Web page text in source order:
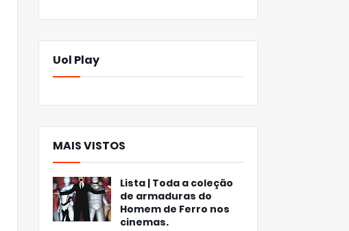
Uol Play
MAIS VISTOS
Lista | Toda a coleção
de armaduras do
Homem de Ferro nos
cinemas.